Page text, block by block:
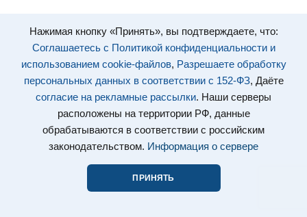
Нажимая кнопку «Принять», вы подтверждаете, что:
Соглашаетесь с Политикой конфиденциальности и
использованием cookie-файлов, Разрешаете обработку
персональных данных в соответствии с 152-ФЗ, Даёте
согласие на рекламные рассылки. Наши серверы
расположены на территории РФ, данные
обрабатываются в соответствии с российским
законодательством. Информация о сервере
ПРИНЯТЬ